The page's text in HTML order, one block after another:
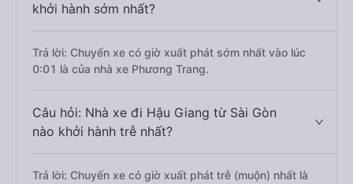
khởi hành sớm nhất?
Trả lời: Chuyến xe có giờ xuất phát sớm nhất vào lúc
0:01 là của nhà xe Phương Trang.
Câu hỏi: Nhà xe đi Hậu Giang từ Sài Gòn
nào khởi hành trễ nhất?
Trả lời: Chuyến xe có giờ xuất phát trễ (muộn) nhất là